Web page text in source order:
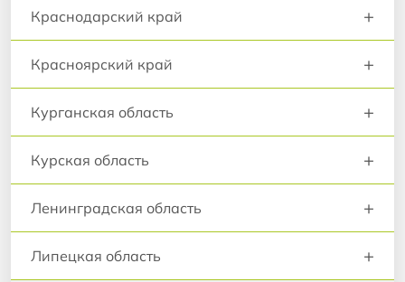
Краснодарский край +
Красноярский край +
Курганская область +
Курская область +
Ленинградская область +
Липецкая область +